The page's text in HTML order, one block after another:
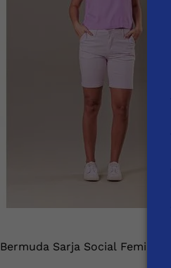
Bermuda Sarja Social Feminina